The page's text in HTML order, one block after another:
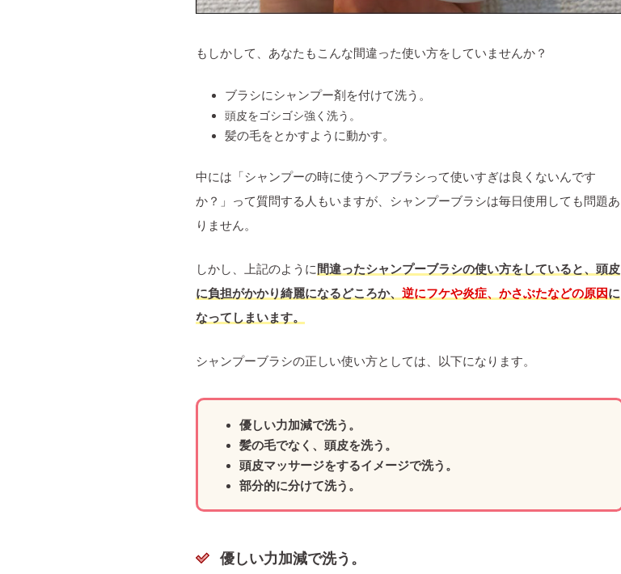
もしかして、あなたもこんな間違った使い方をしていませんか？
ブラシにシャンプー剤を付けて洗う。
頭皮をゴシゴシ強く洗う。
髪の毛をとかすように動かす。
中には「シャンプーの時に使うヘアブラシって使いすぎは良くないんです
か？」って質問する人もいますが、シャンプーブラシは毎日使用しても問題あ
りません。
しかし、上記のように 間違ったシャンプーブラシの使い方をしていると、頭皮
に負担がかかり綺麗になるどころか、 逆にフケや炎症、かさぶたなどの原因に
なってしまいます。
シャンプーブラシの正しい使い方としては、以下になります。
優しい力加減で洗う。
髪の毛でなく、頭皮を洗う。
頭皮マッサージをするイメージで洗う。
部分的に分けて洗う。
優しい力加減で洗う。